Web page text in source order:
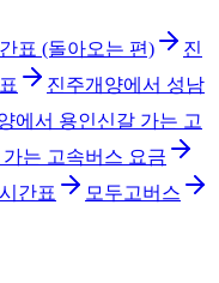
표 (돌아오는 편)
진
진주개양에서 성남
에서 용인신갈 가는 고
는 고속버스 요금
간표
모두고버스